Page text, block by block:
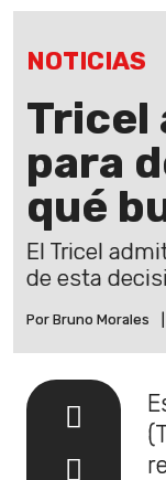
NOTICIAS
Tricel
para
qué
El Tricel
de esta
Por Bruno Morales